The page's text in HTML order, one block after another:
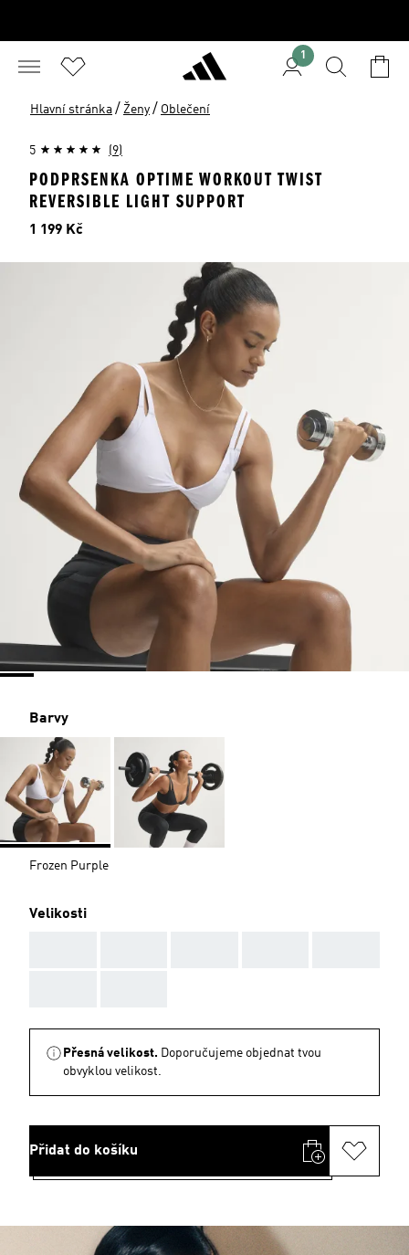
1
Hlavní stránka / Ženy / Oblečení
5 (9)
PODPRSENKA OPTIME WORKOUT TWIST
REVERSIBLE LIGHT SUPPORT
Cena
1 199 Kč
Barvy
Frozen Purple
Velikosti
Přesná velikost. Doporučujeme objednat tvou
obvyklou velikost.
Přidat do košíku